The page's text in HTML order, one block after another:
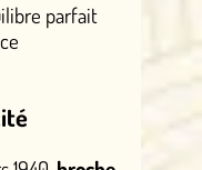
parfait